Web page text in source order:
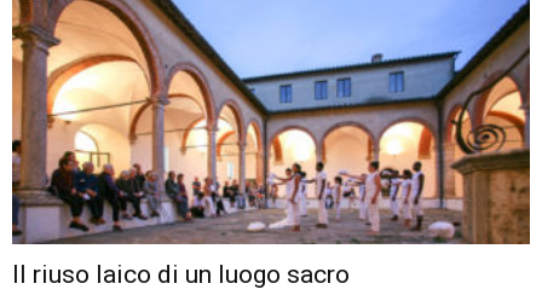
Il riuso laico di un luogo sacro